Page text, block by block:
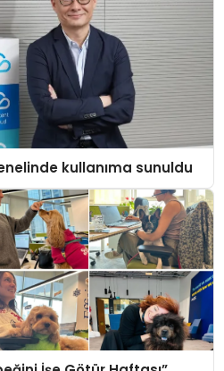
kullanıma sunuldu